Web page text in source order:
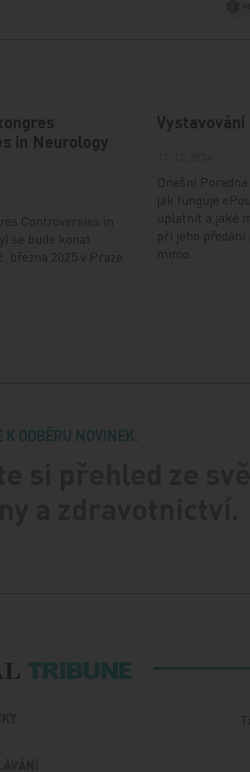
in Neurology
Controversies in
se bude konat
března 2025 v Praze.
Vystavování
Dnešní
jak funguje
uplatnit a jaké
při jeho
mimo…
ODBĚRU NOVINEK.